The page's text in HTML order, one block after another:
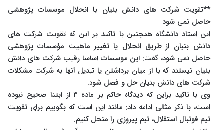
**تقویت شرکت های دانش بنیان با انحلال موسسات پژوهشی
حاصل نمی شود
این استاد دانشگاه همچنین با تاکید بر این که تقویت شرکت های
دانش بنیان از طریق انحلال یا تغییر ماهیت مؤسسات پژوهشی
حاصل نمی شود، گفت: این موسسات اساسا رقیب شرکت های دانش
بنیان نیستند که با از میان برداشتن یا تبدیل آنها به شرکت مشکلات
شرکت های دانش بنیان حل و فصل شود.
وی با تاکید براین که دیدگاه حاکم بر ماده ۴ از ابتدا صحیح نبوده
است، با ذکر مثالی ادامه داد: مانند این است که بگوییم برای تقویت
تیم فوتبال استقلال، تیم پیروزی را منحل کنیم.